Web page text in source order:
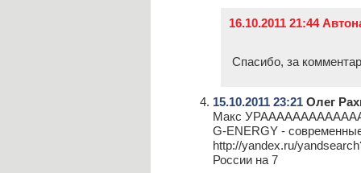
16.10.2011 21:44
Спасибо, за
15.10.2011 23:21 Олег
Макс
G-ENERGY -
http://yandex.ru/
России на 7